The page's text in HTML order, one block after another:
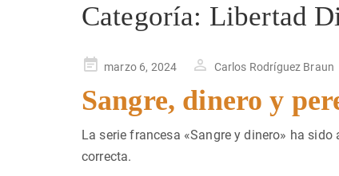
Categoría: Libertad
Publicado
marzo 6, 2024 Carlos Rodríguez Braun
Sangre, dinero y
La serie francesa «Sangre y dinero» ha
correcta.